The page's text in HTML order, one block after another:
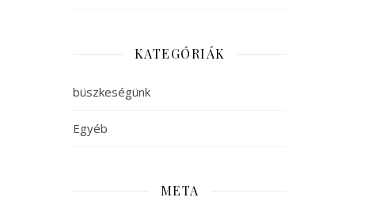
KATEGÓRIÁK
büszkeségünk
Egyéb
META